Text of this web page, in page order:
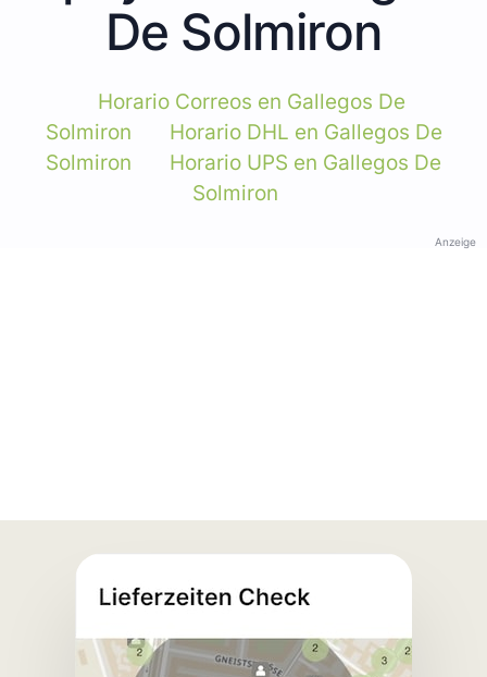
De Solmiron
Horario Correos en Gallegos De
Solmiron
Horario DHL en Gallegos De
Solmiron
Horario UPS en Gallegos De
Solmiron
Anzeige